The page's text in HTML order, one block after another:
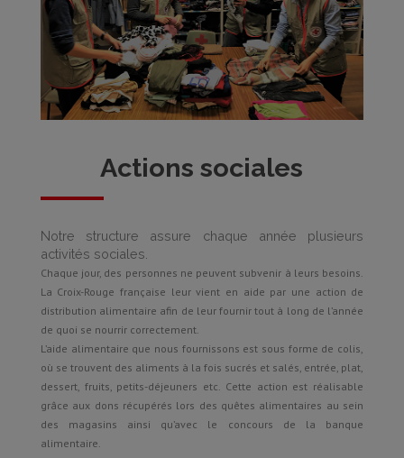
Actions sociales
Notre structure assure chaque année plusieurs
activités sociales.
Chaque jour, des personnes ne peuvent subvenir à leurs besoins.
La Croix-Rouge française leur vient en aide par une action de
distribution alimentaire afin de leur fournir tout à long de l’année
de quoi se nourrir correctement.
L’aide alimentaire que nous fournissons est sous forme de colis,
où se trouvent des aliments à la fois sucrés et salés, entrée, plat,
dessert, fruits, petits-déjeuners etc. Cette action est réalisable
grâce aux dons récupérés lors des quêtes alimentaires au sein
des magasins ainsi qu’avec le concours de la banque
alimentaire.